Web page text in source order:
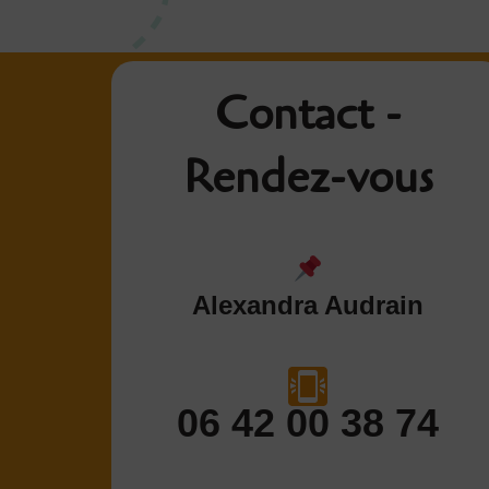
Contact -
Rendez-vous
Alexandra Audrain
06 42 00 38 74